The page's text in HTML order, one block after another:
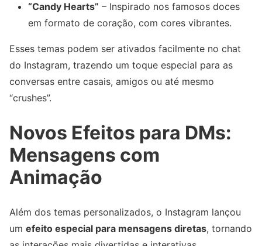
“Candy Hearts” – Inspirado nos famosos doces
em formato de coração, com cores vibrantes.
Esses temas podem ser ativados facilmente no chat
do Instagram, trazendo um toque especial para as
conversas entre casais, amigos ou até mesmo
“crushes”.
Novos Efeitos para DMs:
Mensagens com
Animação
Além dos temas personalizados, o Instagram lançou
um efeito especial para mensagens diretas, tornando